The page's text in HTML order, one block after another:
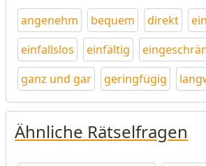
angenehm bequem direkt
einfallslos
einfältig
ganz und gar
geringfügig
Ähnliche Rätselfragen